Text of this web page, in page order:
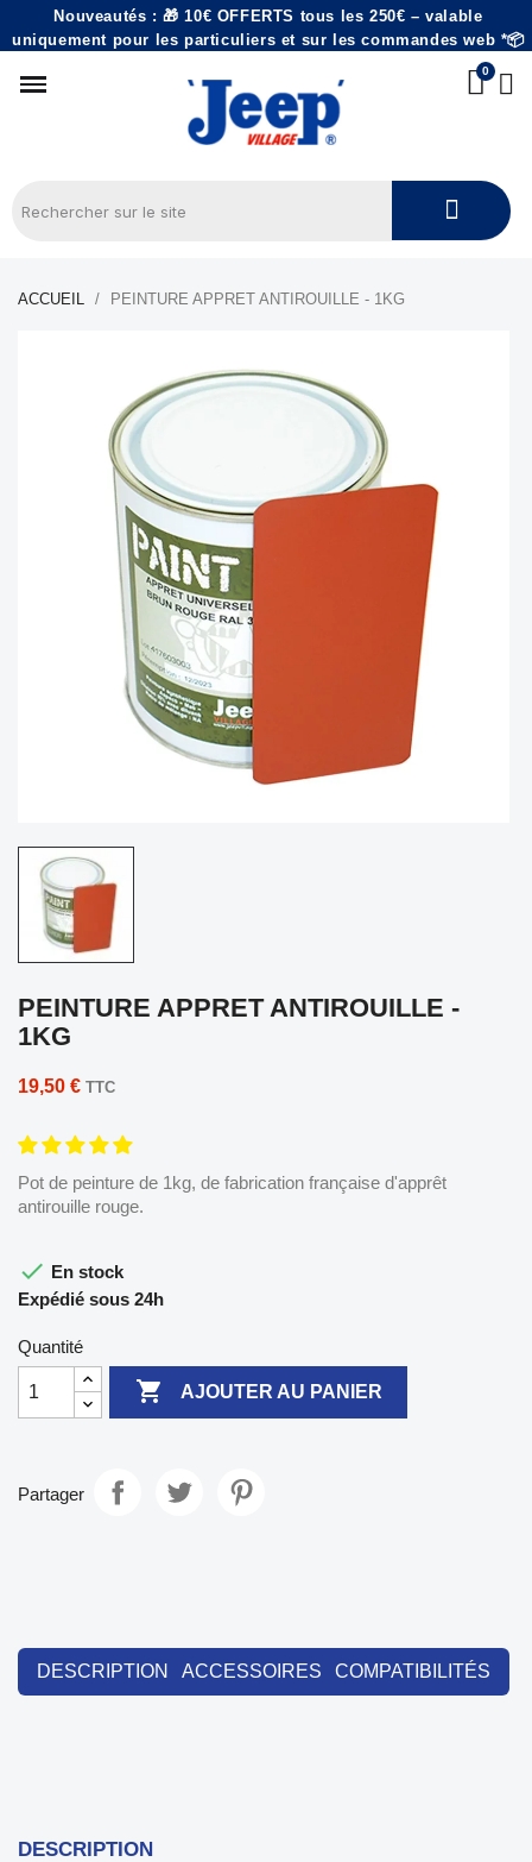
Nouveautés : 🎁 10€ OFFERTS tous les 250€ – valable
uniquement pour les particuliers et sur les commandes web *📦
ACCUEIL PEINTURE APPRET ANTIROUILLE - 1KG
PEINTURE APPRET ANTIROUILLE -
1KG
19,50 € TTC
Pot de peinture de 1kg, de fabrication française d'apprêt
antirouille rouge.
 En stock
Expédié sous 24h
Quantité
 AJOUTER AU PANIER
Partager
DESCRIPTION ACCESSOIRES COMPATIBILITÉS
DESCRIPTION